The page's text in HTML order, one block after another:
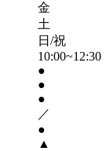
金
土
日/祝
10:00~12:30
●
●
●
／
●
▲